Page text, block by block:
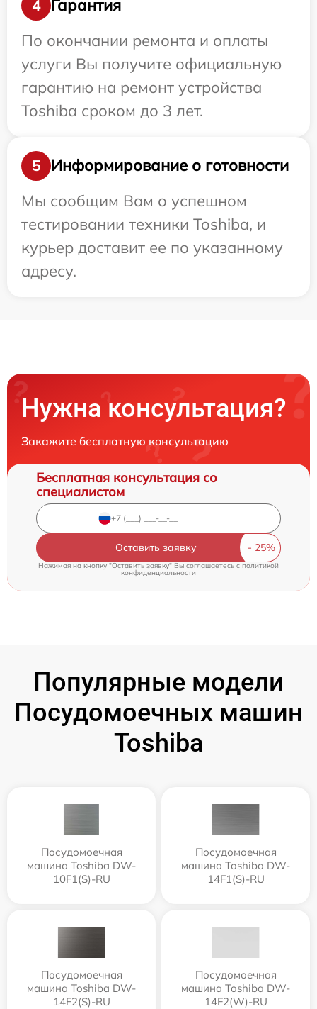
4
Гарантия
По окончании ремонта и оплаты
услуги Вы получите официальную
гарантию на ремонт устройства
Toshiba сроком до 3 лет.
5
Информирование о готовности
Мы сообщим Вам о успешном
тестировании техники Toshiba, и
курьер доставит ее по указанному
адресу.
Нужна консультация?
Закажите бесплатную консультацию
Бесплатная консультация со
специалистом
Оставить заявку
Нажимая на кнопку "Оставить заявку" Вы соглашаетесь cполитикой
конфиденциальности
Популярные модели
Посудомоечных машин
Toshiba
Посудомоечная
машина Toshiba DW-
10F1(S)-RU
Посудомоечная
машина Toshiba DW-
14F1(S)-RU
Посудомоечная
машина Toshiba DW-
14F2(S)-RU
Посудомоечная
машина Toshiba DW-
14F2(W)-RU